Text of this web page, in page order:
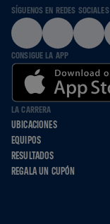
SÍGUENOS EN REDES SOCIALES
CONSIGUE LA APP
LA CARRERA
UBICACIONES
EQUIPOS
RESULTADOS
REGALA UN CUPÓN